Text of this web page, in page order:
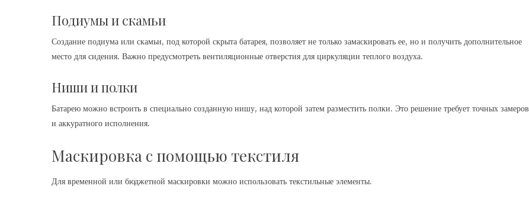
Подиумы и скамьи
Создание подиума или скамьи, под которой скрыта батарея, позволяет не только замаскировать ее, но и получить дополнительное
место для сидения. Важно предусмотреть вентиляционные отверстия для циркуляции теплого воздуха.
Ниши и полки
Батарею можно встроить в специально созданную нишу, над которой затем разместить полки. Это решение требует точных замеров
и аккуратного исполнения.
Маскировка с помощью текстиля
Для временной или бюджетной маскировки можно использовать текстильные элементы.